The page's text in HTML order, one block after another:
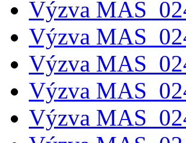
Výzva
Výzva
Výzva
Výzva
Výzva